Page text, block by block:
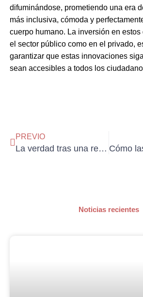
difuminándose, prometiendo una era
más inclusiva, cómoda y
cuerpo humano. La inversión en estos
el sector público como en el privado,
garantizar que estas innovaciones
sean accesibles a todos los
PREVIO
La verdad tras una reforma: ¿quién limpia el desastre?
Noticias recientes